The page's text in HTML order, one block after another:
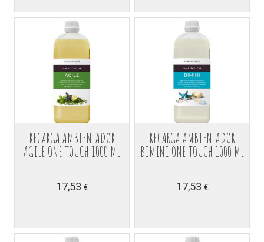
RECARGA AMBIENTADOR
AGILE ONE TOUCH 1000 ML
17,53 €
RECARGA AMBIENTADOR
BIMINI ONE TOUCH 1000 ML
17,53 €